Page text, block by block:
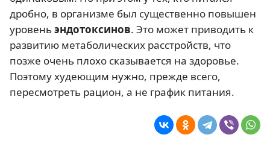
дробно, в организме был существенно повышен
уровеньэндотоксинов. Это может приводить к
развитию метаболических расстройств, что
позже очень плохо сказывается на здоровье.
Поэтому худеющим нужно, прежде всего,
пересмотреть рацион, а не график питания.